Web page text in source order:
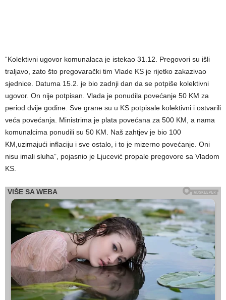
“Kolektivni ugovor komunalaca je istekao 31.12. Pregovori su išli
traljavo, zato što pregovarački tim Vlade KS je rijetko zakazivao
sjednice. Datuma 15.2. je bio zadnji dan da se potpiše kolektivni
ugovor. On nije potpisan. Vlada je ponudila povećanje 50 KM za
period dvije godine. Sve grane su u KS potpisale kolektivni i ostvarili
veća povećanja. Ministrima je plata povećana za 500 KM, a nama
komunalcima ponudili su 50 KM. Naš zahtjev je bio 100
KM,uzimajući inflaciju i sve ostalo, i to je mizerno povećanje. Oni
nisu imali sluha”, pojasnio je Ljucević propale pregovore sa Vladom
KS.